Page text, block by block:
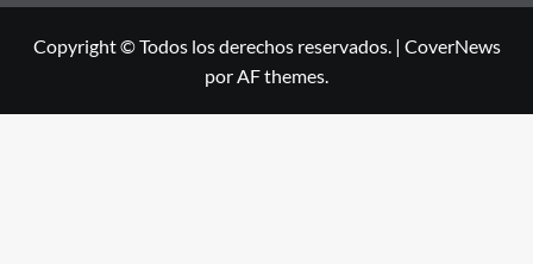
Copyright © Todos los derechos reservados. | CoverNews
por AF themes.